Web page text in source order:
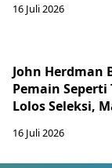
16 Juli 2026
John Herdman
Pemain
Lolos Seleksi,
16 Juli 2026